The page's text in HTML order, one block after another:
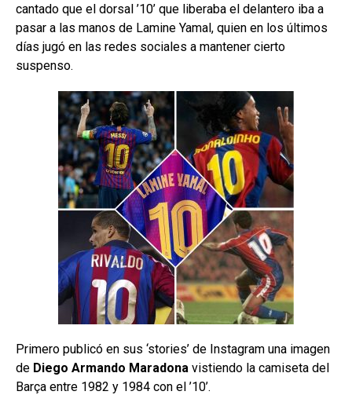
cantado que el dorsal ’10’ que liberaba el delantero iba a
pasar a las manos de Lamine Yamal, quien en los últimos
días jugó en las redes sociales a mantener cierto
suspenso.
Primero publicó en sus ‘stories’ de Instagram una imagen
de Diego Armando Maradona vistiendo la camiseta del
Barça entre 1982 y 1984 con el ’10’.